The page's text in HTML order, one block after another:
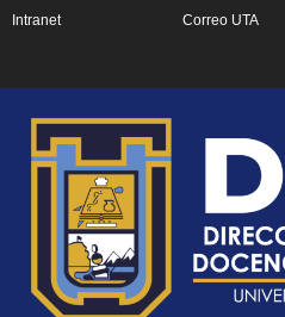
Intranet Correo UTA